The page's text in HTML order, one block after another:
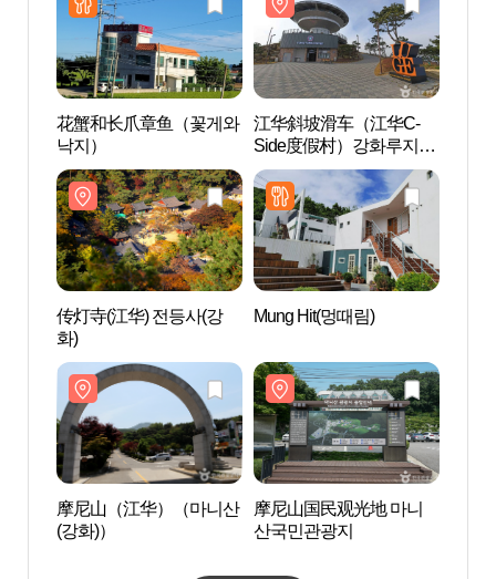
花蟹和长爪章鱼（꽃게와
낙지）
江华斜坡滑车（江华C-
Side度假村）강화루지
(강화씨사이드리조트)
传灯寺(江华) 전등사(강
화)
Mung Hit(멍때림)
摩尼山（江华）（마니산
(강화)）
摩尼山国民观光地 마니
산국민관광지